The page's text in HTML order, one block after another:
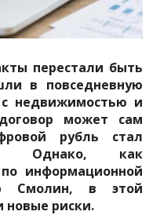
перестали быть
в повседневную
недвижимостью и
может сам
рубль стал
Однако, как
информационной
Смолин, в этой
новые риски.